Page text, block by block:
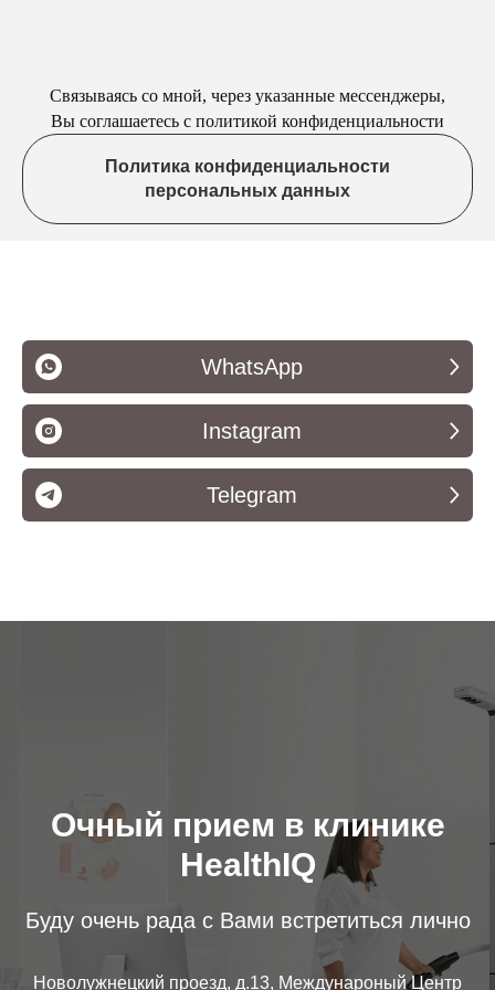
Связываясь со мной, через указанные мессенджеры,
Вы соглашаетесь с политикой конфиденциальности
Политика конфиденциальности
персональных данных
WhatsApp
Instagram
Telegram
Очный прием в клинике
HealthIQ
Буду очень рада с Вами встретиться лично
Новолужнецкий проезд, д.13, Междунароный Центр